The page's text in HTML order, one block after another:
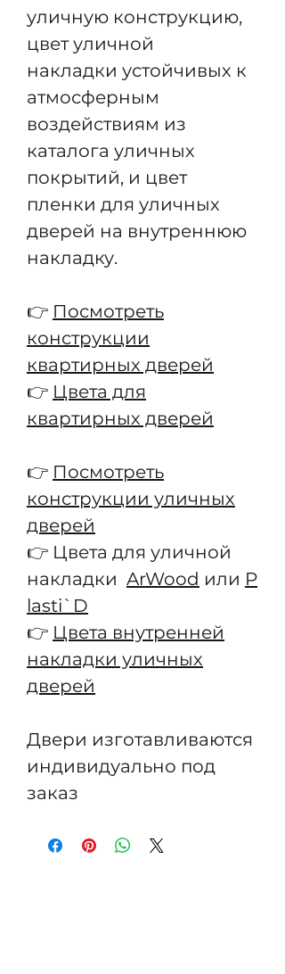
уличную конструкцию,
цвет уличной
накладки устойчивых к
атмосферным
воздействиям из
каталога уличных
покрытий, и цвет
пленки для уличных
дверей на внутреннюю
накладку.
👉 Посмотреть
конструкции
квартирных дверей
👉 Цвета для
квартирных дверей
👉 Посмотреть
конструкции уличных
дверей
👉 Цвета для уличной
накладки ArWood или P
lasti`D
👉 Цвета внутренней
накладки уличных
дверей
Двери изготавливаются
индивидуально под
заказ